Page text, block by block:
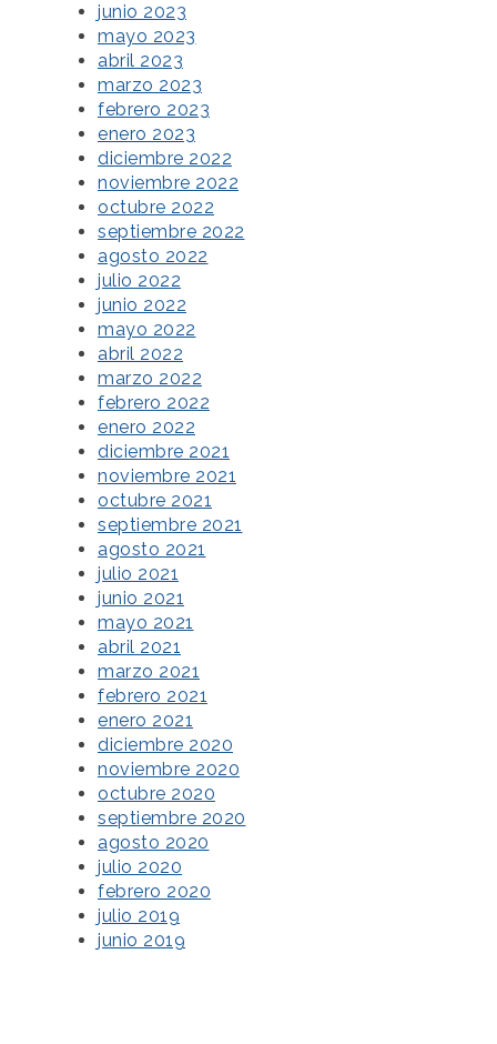
junio 2023
mayo 2023
abril 2023
marzo 2023
febrero 2023
enero 2023
diciembre 2022
noviembre 2022
octubre 2022
septiembre 2022
agosto 2022
julio 2022
junio 2022
mayo 2022
abril 2022
marzo 2022
febrero 2022
enero 2022
diciembre 2021
noviembre 2021
octubre 2021
septiembre 2021
agosto 2021
julio 2021
junio 2021
mayo 2021
abril 2021
marzo 2021
febrero 2021
enero 2021
diciembre 2020
noviembre 2020
octubre 2020
septiembre 2020
agosto 2020
julio 2020
febrero 2020
julio 2019
junio 2019